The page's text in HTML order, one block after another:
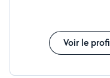
Voir le